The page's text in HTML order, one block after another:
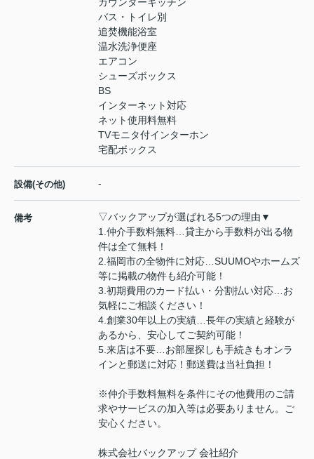
バス・トイレ別
追焚機能浴室
温水洗浄便座
エアコン
シューズボックス
BS
インターネット対応
ネット使用料無料
TVモニタ付インターホン
宅配ボックス
設備(その他) -
備考
▽バックアップが選ばれる5つの理由▼
1.仲介手数料無料…貸主から手数料が出る物
件は全て無料！
2.福岡市の全物件に対応…SUUMOやホームズ
等に掲載の物件も紹介可能！
3.初期費用のカード払い・分割払い対応…お
気軽にご相談ください！
4.創業30年以上の実績…長年の実績と経験が
あるから、安心してご契約可能！
5.来店は不要…お部屋探しも手続きもオンラ
インと郵送に対応！郵送費は当社負担！
※仲介手数料無料を条件にその他費用のご請
求やサービスの加入等は必要ありません。ご
安心ください。
株式会社バックアップ 会社紹介